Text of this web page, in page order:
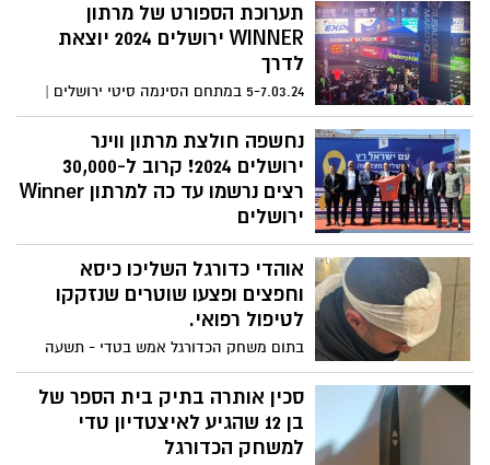
תערוכת הספורט של מרתון
WINNER ירושלים 2024 יוצאת
לדרך
5-7.03.24 במתחם הסינמה סיטי ירושלים |
הכניסה חופשיות | במסגרת EXPO ירושלים
ייערך גם ערב הפסטה המסורתי של המרתון
נחשפה חולצת מרתון ווינר
ירושלים 2024! קרוב ל-30,000
רצים נרשמו עד כה למרתון Winner
ירושלים
הצפי הוא להשתתפותם של כ-40,000 רצים
ורצות, וכ-50,000 משתתפים: מספר שיא
בהיסטוריית מרתון Winner ירושלים
אוהדי כדורגל השליכו כיסא
וחפצים ופצעו שוטרים שנזקקו
לטיפול רפואי.
בתום משחק הכדורגל אמש בטדי - תשעה
חשודים בהפרת סדר נעצרו והועברו לחקירה
בתחנת המשטרה. 2 שוטרים נפצעו ופונו
לקבלת טיפול רפואי
סכין אותרה בתיק בית הספר של
בן 12 שהגיע לאיצטדיון טדי
למשחק הכדורגל